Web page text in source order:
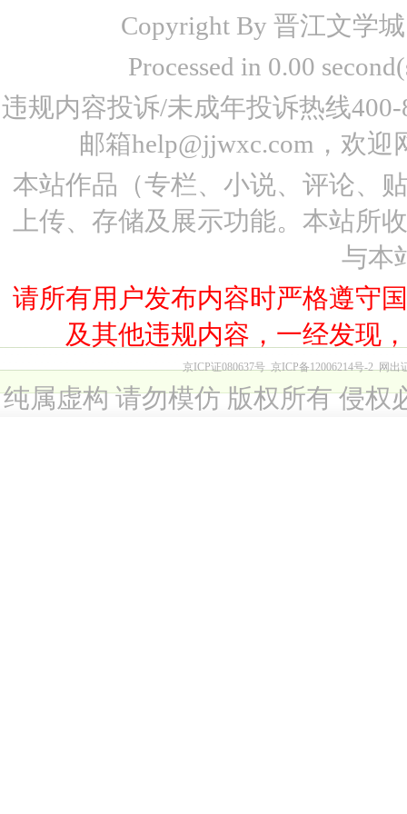
Copyright By 晋江文学
Processed in 0.00
违规内容投诉/未成年投诉热线
邮箱help@jjwxc.com，欢
本站作品（专栏、小说、评论、
上传、存储及展示功能。本站所
与本
请所有用户发布内容时严格遵守
及其他违规内容，一经发现
京ICP证080637号 京ICP备12006214号-2 网出
纯属虚构 请勿模仿 版权所有 侵权